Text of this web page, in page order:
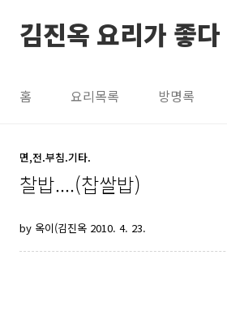
김진옥 요리가 좋다
홈 요리목록 방명록
면,전.부침.기타.
찰밥....(찹쌀밥)
by 옥이(김진옥 2010. 4. 23.